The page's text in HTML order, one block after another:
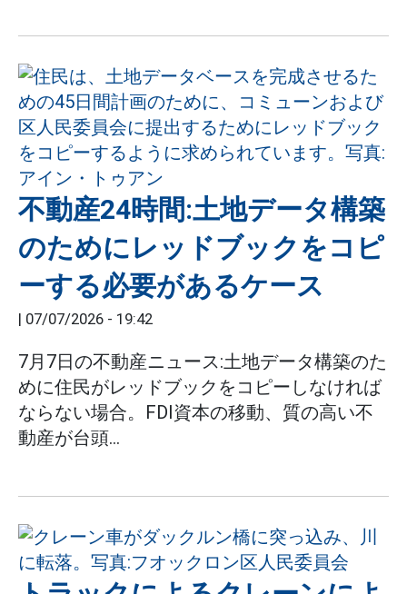
不動産24時間:土地データ構築
のためにレッドブックをコピ
ーする必要があるケース
| 07/07/2026 - 19:42
7月7日の不動産ニュース:土地データ構築のた
めに住民がレッドブックをコピーしなければ
ならない場合。FDI資本の移動、質の高い不
動産が台頭...